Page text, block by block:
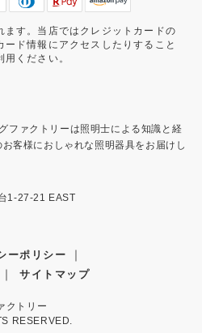
ます。当店ではクレジットカードの
ド情報にアクセスしたりすること
ください。
ファクトリーは照明士による知識と経
客様におしゃれな照明器具をお届けし
1-27-21 EAST
ーポリシー ｜
｜ サイトマップ
クトリー
RESERVED.